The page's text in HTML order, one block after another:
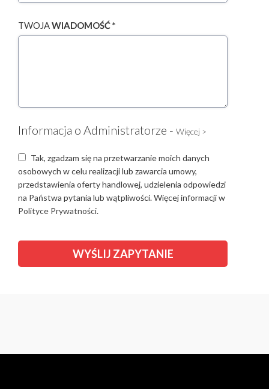
TWOJAWIADOMOŚĆ *
Informacja o Administratorze - Więcej >
Tak, zgadzam się na przetwarzanie moich danych
osobowych w celu realizacji lub zawarcia umowy,
przedstawienia oferty handlowej, udzielenia odpowiedzi
na Państwa pytania lub wątpliwości. Więcej informacji w
Polityce Prywatności.